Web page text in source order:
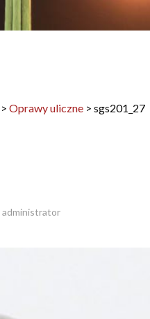
> Oprawy uliczne > sgs201_27
administrator